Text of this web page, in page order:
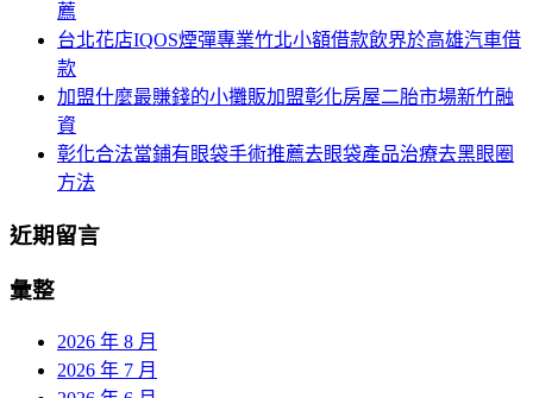
薦
台北花店IQOS煙彈專業竹北小額借款飲界於高雄汽車借
款
加盟什麼最賺錢的小攤販加盟彰化房屋二胎市場新竹融
資
彰化合法當鋪有眼袋手術推薦去眼袋產品治療去黑眼圈
方法
近期留言
彙整
2026 年 8 月
2026 年 7 月